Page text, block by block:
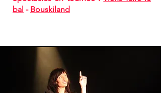
bal - Bouskiland